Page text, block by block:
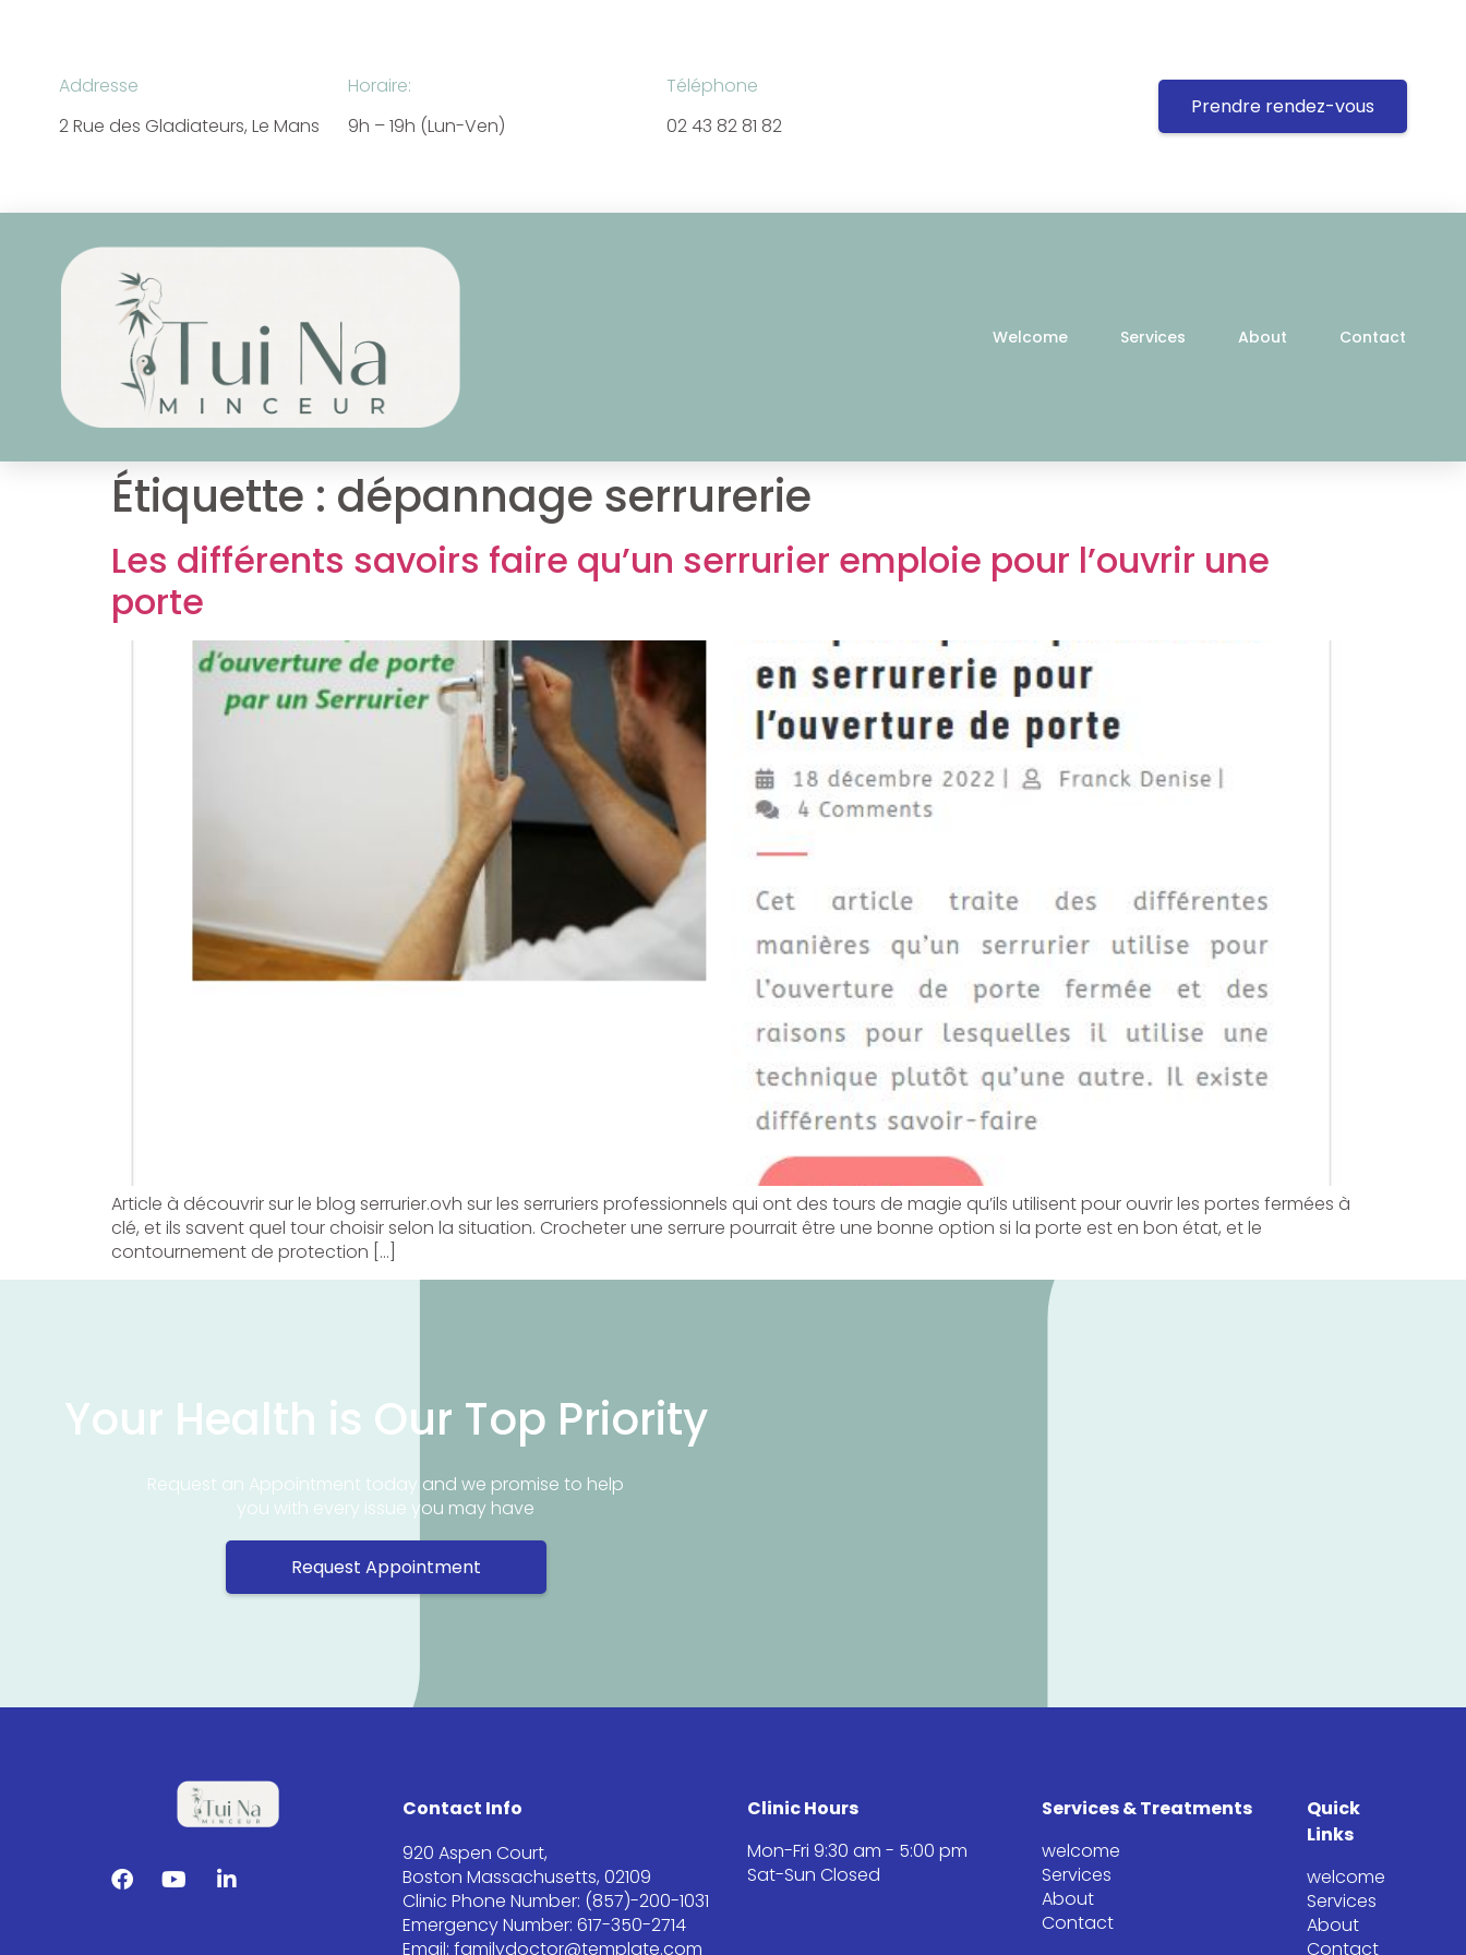
Addresse
2 Rue des Gladiateurs, Le Mans
Horaire:
9h – 19h (Lun-Ven)
Téléphone
02 43 82 81 82
Prendre rendez-vous
Welcome Services About Contact
Étiquette : dépannage serrurerie
Les différents savoirs faire qu’un serrurier emploie pour l’ouvrir une
porte
Article à découvrir sur le blog serrurier.ovh sur les serruriers professionnels qui ont des tours de magie qu’ils utilisent pour ouvrir les portes fermées à
clé, et ils savent quel tour choisir selon la situation. Crocheter une serrure pourrait être une bonne option si la porte est en bon état, et le
contournement de protection […]
Your Health is Our Top Priority
Request an Appointment today and we promise to help
you with every issue you may have
Request Appointment
Contact Info
920 Aspen Court,
Boston Massachusetts, 02109
Clinic Phone Number: (857)-200-1031
Emergency Number: 617-350-2714
Email: familydoctor@template.com
Clinic Hours
Mon-Fri 9:30 am - 5:00 pm
Sat-Sun Closed
Services & Treatments
welcome
Services
About
Contact
Quick
Links
welcome
Services
About
Contact